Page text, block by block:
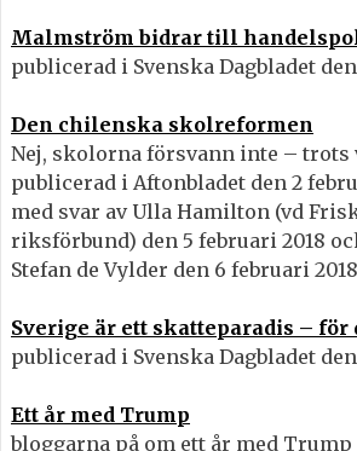
Malmström bidrar till
publicerad i Svenska Dagbladet
Den chilenska skolreformen
Nej, skolorna försvann inte – trots
publicerad i Aftonbladet den 2
med svar av Ulla Hamilton (vd
riksförbund) den 5 februari 2018
Stefan de Vylder den 6 februari 2018
Sverige är ett skatteparadis – för
publicerad i Svenska Dagbladet
Ett år med Trump
bloggarna på om ett år med Trump